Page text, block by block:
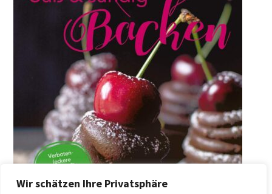
Wir schätzen Ihre Privatsphäre